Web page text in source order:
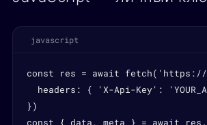
javascript
const res = await
headers: { 'X-Api-Key':
})
const { data, meta } = await